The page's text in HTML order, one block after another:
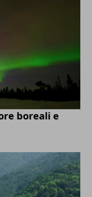
boreali e